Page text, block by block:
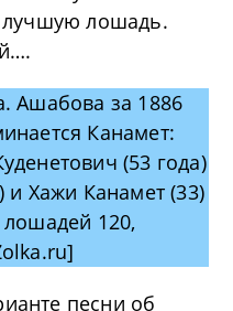
лучшую лошадь.
Ашабова за 1886
Канамет:
(53 года)
Хажи Канамет (33)
120,
песни об